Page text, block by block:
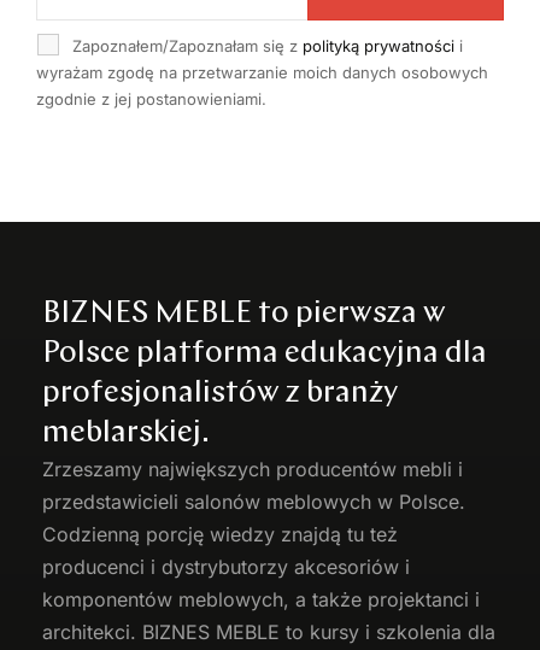
Zapoznałem/Zapoznałam się z polityką prywatności i
wyrażam zgodę na przetwarzanie moich danych osobowych
zgodnie z jej postanowieniami.
BIZNES MEBLE to pierwsza w
Polsce platforma edukacyjna dla
profesjonalistów z branży
meblarskiej.
Zrzeszamy największych producentów mebli i
przedstawicieli salonów meblowych w Polsce.
Codzienną porcję wiedzy znajdą tu też
producenci i dystrybutorzy akcesoriów i
komponentów meblowych, a także projektanci i
architekci. BIZNES MEBLE to kursy i szkolenia dla